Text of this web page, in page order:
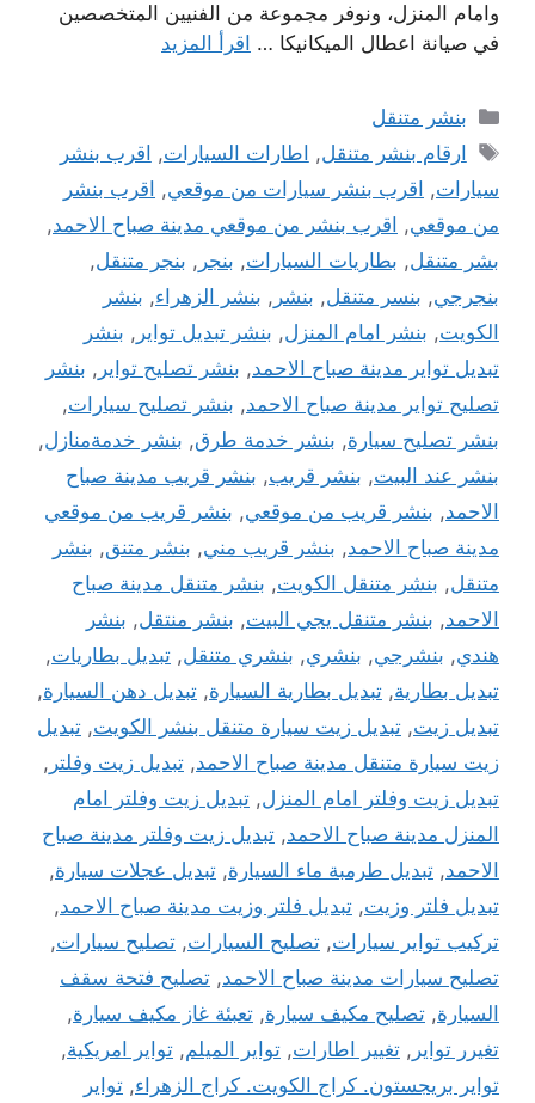
وامام المنزل، ونوفر مجموعة من الفنيين المتخصصين
في صيانة اعطال الميكانيكا … اقرأ المزيد
التصنيفات
بنشر متنقل
الوسوم
ارقام بنشر متنقل, اطارات السيارات, اقرب بنشر
سيارات, اقرب بنشر سيارات من موقعي, اقرب بنشر
من موقعي, اقرب بنشر من موقعي مدينة صباح الاحمد,
بشر متنقل, بطاريات السيارات, بنجر , بنجر متنقل,
بنجرجي, بنسر متنقل, بنشر , بنشر الزهراء, بنشر
الكويت, بنشر امام المنزل, بنشر تبديل تواير , بنشر
تبديل تواير مدينة صباح الاحمد, بنشر تصليح تواير , بنشر
تصليح تواير مدينة صباح الاحمد, بنشر تصليح سيارات,
بنشر تصليح سيارة, بنشر خدمة طرق, بنشر خدمةمنازل,
بنشر عند البيت, بنشر قريب, بنشر قريب مدينة صباح
الاحمد, بنشر قريب من موقعي, بنشر قريب من موقعي
مدينة صباح الاحمد, بنشر قريب مني, بنشر متنق, بنشر
متنقل, بنشر متنقل الكويت, بنشر متنقل مدينة صباح
الاحمد, بنشر متنقل يجي البيت, بنشر منتقل, بنشر
هندي, بنشرجي, بنشري, بنشري متنقل, تبديل بطاريات,
تبديل بطارية, تبديل بطارية السيارة, تبديل دهن السيارة,
تبديل زيت, تبديل زيت سيارة متنقل بنشر الكويت, تبديل
زيت سيارة متنقل مدينة صباح الاحمد, تبديل زيت وفلتر ,
تبديل زيت وفلتر امام المنزل, تبديل زيت وفلتر امام
المنزل مدينة صباح الاحمد, تبديل زيت وفلتر مدينة صباح
الاحمد, تبديل طرمبة ماء السيارة, تبديل عجلات سيارة,
تبديل فلتر وزيت, تبديل فلتر وزيت مدينة صباح الاحمد,
تركيب تواير سيارات, تصليح السيارات, تصليح سيارات,
تصليح سيارات مدينة صباح الاحمد, تصليح فتحة سقف
السيارة, تصليح مكيف سيارة, تعبئة غاز مكيف سيارة,
تغيرر تواير , تغيير اطارات, تواير الميلم, تواير امريكية,
تواير بريجستون. كراج الكويت. كراج الزهراء, تواير